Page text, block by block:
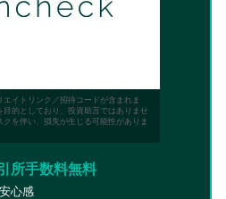
イトリンク／招待コードが含まれま
目的としており、投資助言ではありませ
を伴い、損失が生じる可能性がありま
所手数料無料
心感